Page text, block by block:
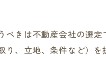
べきは不動産会社の選
り、立地、条件など）